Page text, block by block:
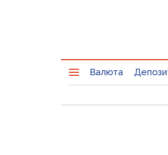
Валюта